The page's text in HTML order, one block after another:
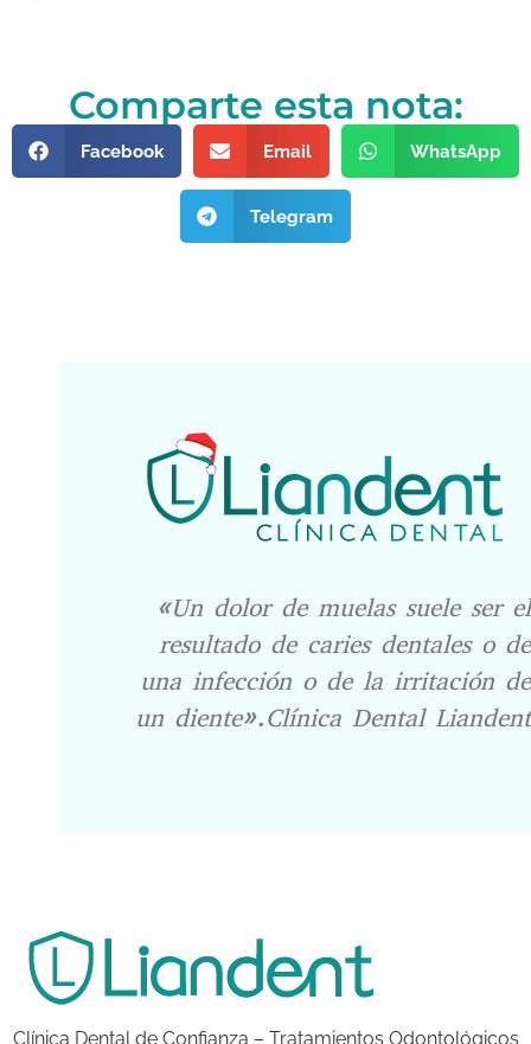
Comparte esta nota:
Facebook Email WhatsApp
Telegram
«Un dolor de muelas suele ser el
resultado de caries dentales o de
una infección o de la irritación de
un diente».Clínica Dental Liandent
Clínica Dental de Confianza – Tratamientos Odontológicos